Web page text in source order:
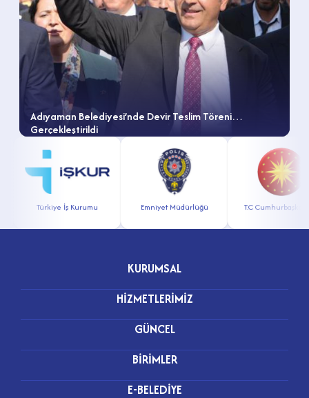
Adıyaman Belediyesi’nde Devir Teslim Töreni
Gerçekleştirildi
Türkiye İş Kurumu Emniyet Müdürlüğü T.C Cumhurbaşkanlığı
KURUMSAL
HİZMETLERİMİZ
GÜNCEL
BİRİMLER
E-BELEDİYE